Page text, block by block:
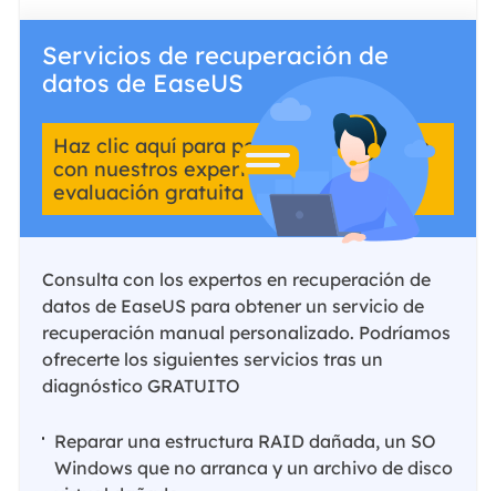
Servicios de recuperación de
datos de EaseUS
Haz clic aquí para ponerte en contacto
con nuestros expertos y obtener una
evaluación gratuita
Consulta con los expertos en recuperación de
datos de EaseUS para obtener un servicio de
recuperación manual personalizado. Podríamos
ofrecerte los siguientes servicios tras un
diagnóstico GRATUITO
Reparar una estructura RAID dañada, un SO
Windows que no arranca y un archivo de disco